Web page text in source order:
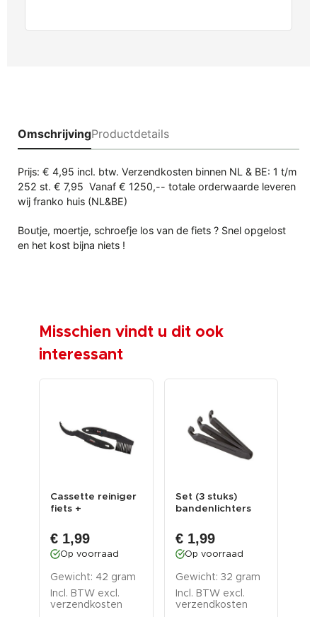
OmschrijvingProductdetails
Prijs: € 4,95 incl. btw. Verzendkosten binnen NL & BE: 1 t/m
252 st. € 7,95 Vanaf € 1250,-- totale orderwaarde leveren
wij franko huis (NL&BE)
Boutje, moertje, schroefje los van de fiets ? Snel opgelost
en het kost bijna niets !
Misschien vindt u dit ook
interessant
Cassette reiniger
fiets +
voor d...
€ 1,99
Op voorraad
Gewicht: 42 gram
Incl. BTW excl.
verzendkosten
Set (3 stuks)
bandenlichters
band...
€ 1,99
Op voorraad
Gewicht: 32 gram
Incl. BTW excl.
verzendkosten